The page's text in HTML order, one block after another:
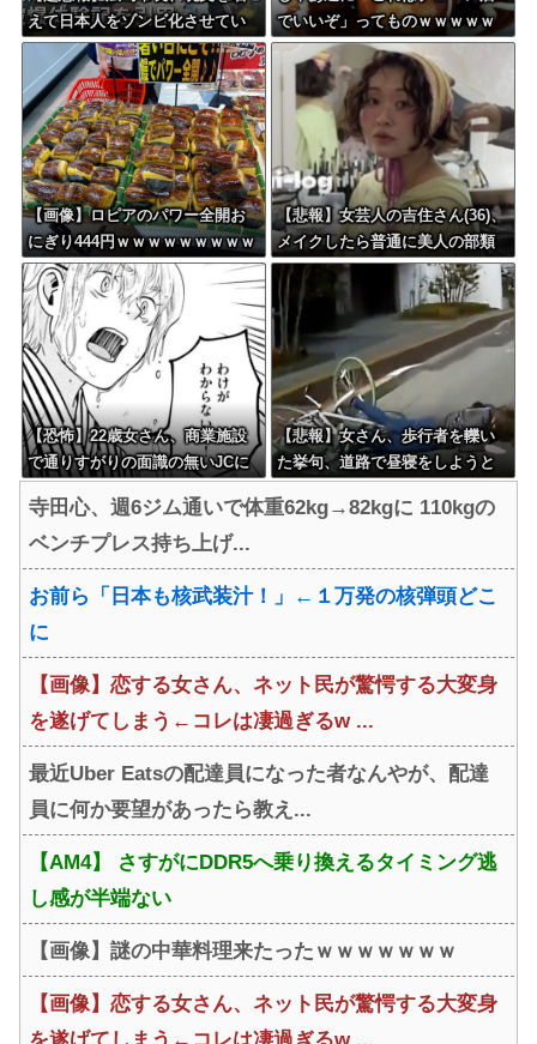
えて日本人をゾンビ化させてい
ると非難されてしまう
でいいぞ」ってものｗｗｗｗｗ
ｗｗｗ
【画像】ロピアのパワー全開お
にぎり444円ｗｗｗｗｗｗｗｗｗ
ｗｗｗ
【悲報】女芸人の吉住さん(36)、
メイクしたら普通に美人の部類
だったと判明
【恐怖】22歳女さん、商業施設
で通りすがりの面識の無いJCに
ラリアットして逮捕されてしま
う・・・
【悲報】女さん、歩行者を轢い
た挙句、道路で昼寝をしようと
してしまう
寺田心、週6ジム通いで体重62kg→82kgに 110kgの
ベンチプレス持ち上げ...
お前ら「日本も核武装汁！」←１万発の核弾頭どこ
に
【画像】恋する女さん、ネット民が驚愕する大変身
を遂げてしまう←コレは凄過ぎるw ...
最近Uber Eatsの配達員になった者なんやが、配達
員に何か要望があったら教え...
【AM4】 さすがにDDR5へ乗り換えるタイミング逃
し感が半端ない
【画像】謎の中華料理来たったｗｗｗｗｗｗｗ
【画像】恋する女さん、ネット民が驚愕する大変身